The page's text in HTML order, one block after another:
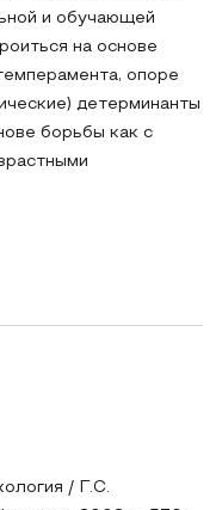
и обучающей
на основе
опоре
детерминанты
борьбы как с
/ Г.С.